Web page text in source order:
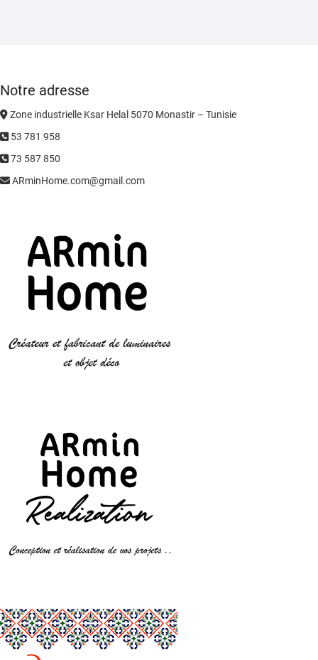
Notre adresse
Zone industrielle Ksar Helal 5070 Monastir – Tunisie
53 781 958
73 587 850
ARminHome.com@gmail.com